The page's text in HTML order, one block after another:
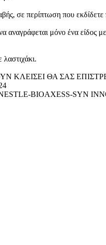
σε περίπτωση που
αναγράφεται μόνο ένα είδος
ΚΛΕΙΣΕΙ ΘΑ ΣΑΣ
NESTLE-BIOAXESS-SYN